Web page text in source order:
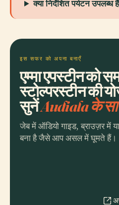
क्या निर्देशित पर्यटन उपलब्ध
इस सफर को अपना बनाएँ
एम्मा एपस्टीन को
स्टोल्परस्टीन की
सुनेंAudiala के
जेब में ऑडियो गाइड, ब्राउज़र में
बना है जैसे आप असल में घूमते हैं।